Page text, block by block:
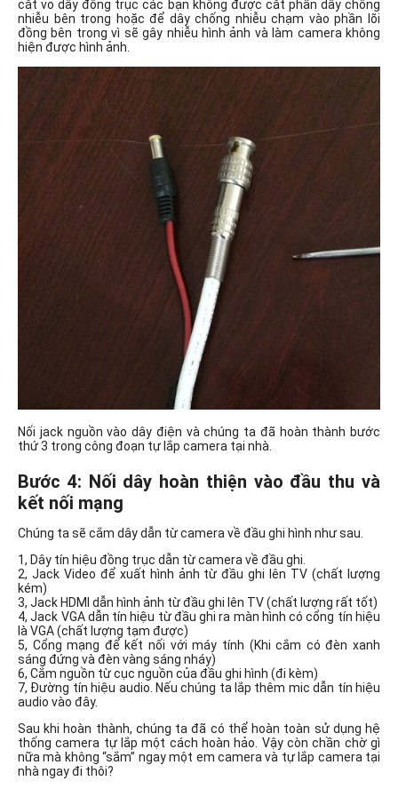
cắt vỏ dây đồng trục các bạn không được cắt phần dây chống
nhiễu bên trong hoặc để dây chống nhiễu chạm vào phần lõi
đồng bên trong vì sẽ gây nhiễu hình ảnh và làm camera không
hiện được hình ảnh.
Nối jack nguồn vào dây điện và chúng ta đã hoàn thành bước
thứ 3 trong công đoạn tự lắp camera tại nhà.
Bước 4: Nối dây hoàn thiện vào đầu thu và
kết nối mạng
Chúng ta sẽ cắm dây dẫn từ camera về đầu ghi hình như sau.
1, Dây tín hiệu đồng trục dẫn từ camera về đầu ghi.
2, Jack Video để xuất hình ảnh từ đầu ghi lên TV (chất lượng
kém)
3, Jack HDMI dẫn hình ảnh từ đầu ghi lên TV (chất lượng rất tốt)
4, Jack VGA dẫn tín hiệu từ đầu ghi ra màn hình có cổng tín hiệu
là VGA (chất lượng tạm được)
5, Cổng mạng để kết nối với máy tính (Khi cắm có đèn xanh
sáng đứng và đèn vàng sáng nháy)
6, Cắm nguồn từ cục nguồn của đầu ghi hình (đi kèm)
7, Đường tín hiệu audio. Nếu chúng ta lắp thêm mic dẫn tín hiệu
audio vào đây.
Sau khi hoàn thành, chúng ta đã có thể hoàn toàn sử dụng hệ
thống camera tự lắp một cách hoàn hảo. Vậy còn chần chờ gì
nữa mà không “sắm” ngay một em camera và tự lắp camera tại
nhà ngay đi thôi?